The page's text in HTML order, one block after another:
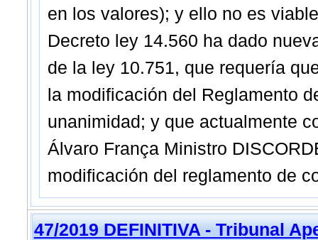
en los valores); y ello no es
Decreto ley 14.560 ha dado
de la ley 10.751, que requería
la modificación del Reglamento
unanimidad; y que actualmente
Álvaro França Ministro
modificación del reglamento de
47/2019 DEFINITIVA - Tribunal